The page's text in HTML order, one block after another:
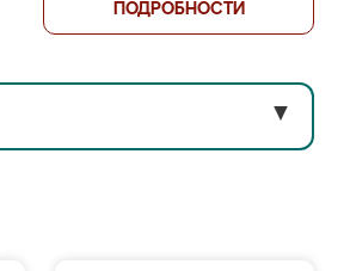
ПОДРОБНОСТИ
▼